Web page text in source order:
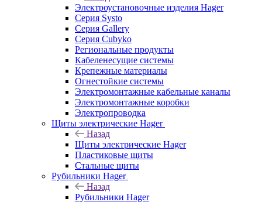
Электроустановочные изделия Hager
Серия Systo
Серия Gallery
Серия Cubyko
Региональные продукты
Кабеленесущие системы
Крепежные материалы
Огнестойкие системы
Электромонтажные кабельные каналы
Электромонтажные коробки
Электропроводка
Щиты электрические Hager
Назад
Щиты электрические Hager
Пластиковые щиты
Стальные щиты
Рубильники Hager
Назад
Рубильники Hager